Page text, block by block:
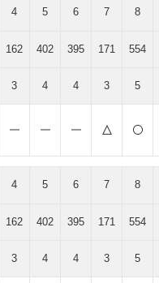
4 5 6 7 8
162 402 395 171 554
3 4 4 3 5
4 5 6 7 8
162 402 395 171 554
3 4 4 3 5